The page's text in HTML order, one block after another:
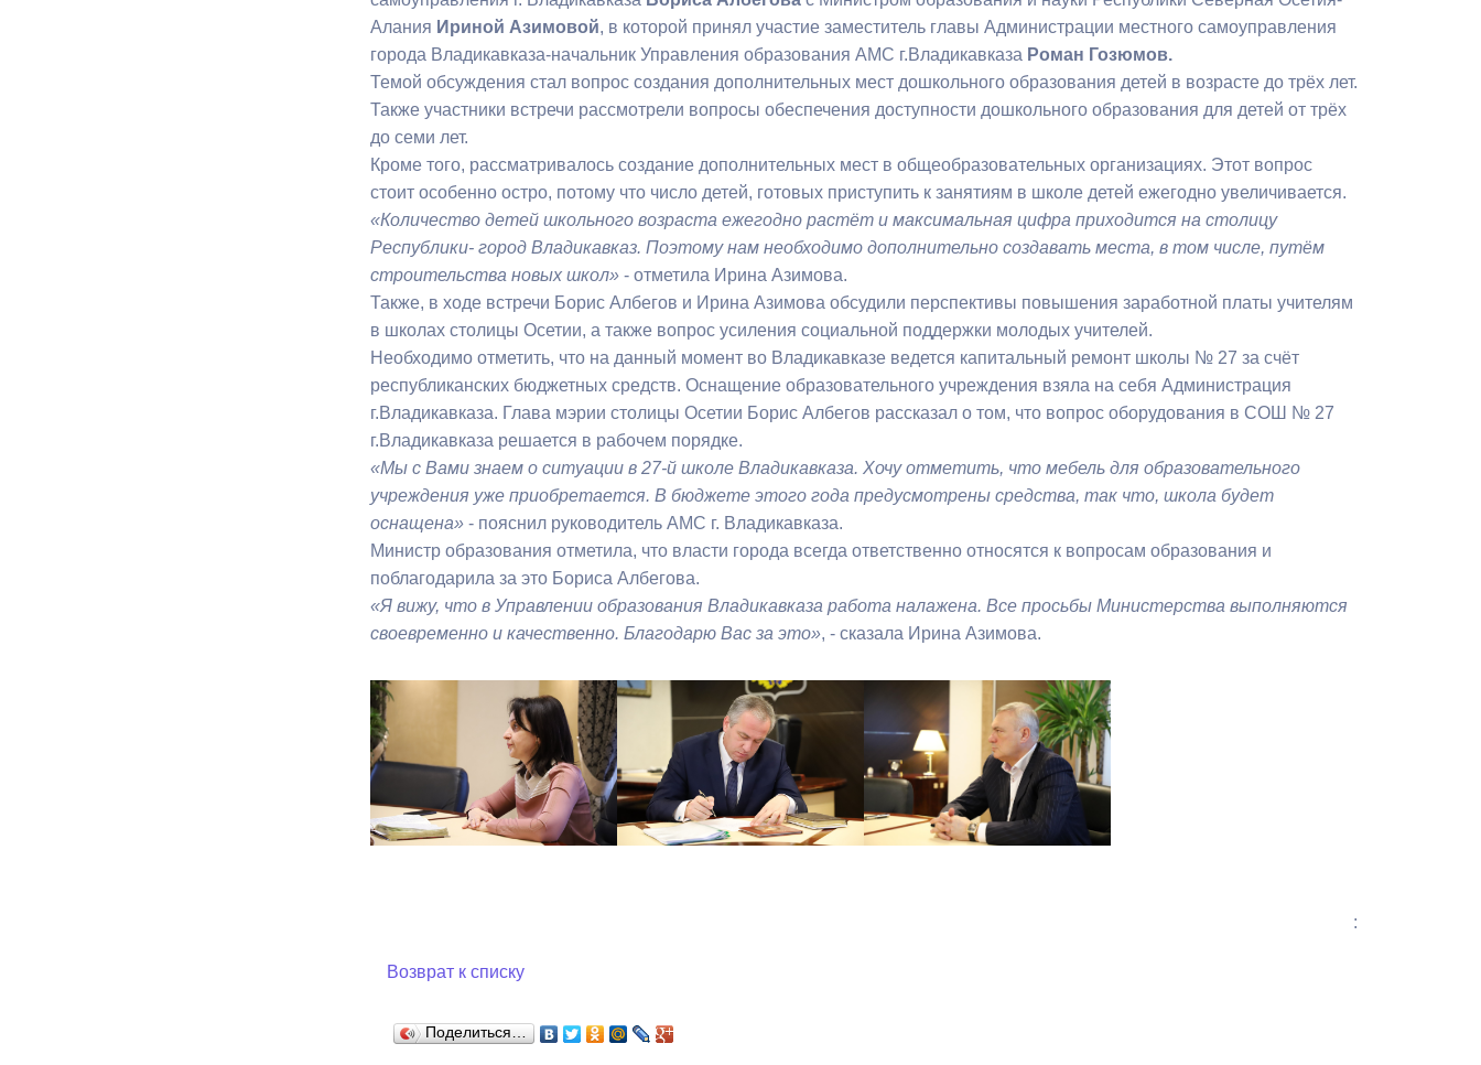
Бесплатная юридическая помощь
Муниципальный контроль Выборы 2026
Алания Ириной Азимовой, в которой принял участие заместитель главы Администрации местного самоуправления
города Владикавказа-начальник Управления образования АМС г.Владикавказа Роман Гозюмов.
Темой обсуждения стал вопрос создания дополнительных мест дошкольного образования детей в возрасте до трёх лет.
Также участники встречи рассмотрели вопросы обеспечения доступности дошкольного образования для детей от трёх
до семи лет.
Кроме того, рассматривалось создание дополнительных мест в общеобразовательных организациях. Этот вопрос
стоит особенно остро, потому что число детей, готовых приступить к занятиям в школе детей ежегодно увеличивается.
«Количество детей школьного возраста ежегодно растёт и максимальная цифра приходится на столицу
Республики- город Владикавказ. Поэтому нам необходимо дополнительно создавать места, в том числе, путём
строительства новых школ» - отметила Ирина Азимова.
Также, в ходе встречи Борис Албегов и Ирина Азимова обсудили перспективы повышения заработной платы учителям
в школах столицы Осетии, а также вопрос усиления социальной поддержки молодых учителей.
Необходимо отметить, что на данный момент во Владикавказе ведется капитальный ремонт школы № 27 за счёт
республиканских бюджетных средств. Оснащение образовательного учреждения взяла на себя Администрация
г.Владикавказа. Глава мэрии столицы Осетии Борис Албегов рассказал о том, что вопрос оборудования в СОШ № 27
г.Владикавказа решается в рабочем порядке.
«Мы с Вами знаем о ситуации в 27-й школе Владикавказа. Хочу отметить, что мебель для образовательного
учреждения уже приобретается. В бюджете этого года предусмотрены средства, так что, школа будет
оснащена» - пояснил руководитель АМС г. Владикавказа.
Министр образования отметила, что власти города всегда ответственно относятся к вопросам образования и
поблагодарила за это Бориса Албегова.
«Я вижу, что в Управлении образования Владикавказа работа налажена. Все просьбы Министерства выполняются
своевременно и качественно. Благодарю Вас за это», - сказала Ирина Азимова.
:
Возврат к списку
Поделиться…